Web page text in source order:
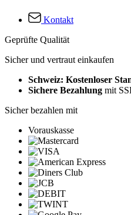
Kontakt
Geprüfte Qualität
Sicher und vertraut einkaufen
Schweiz: Kostenloser
Sichere Bezahlung mit
Sicher bezahlen mit
Vorauskasse